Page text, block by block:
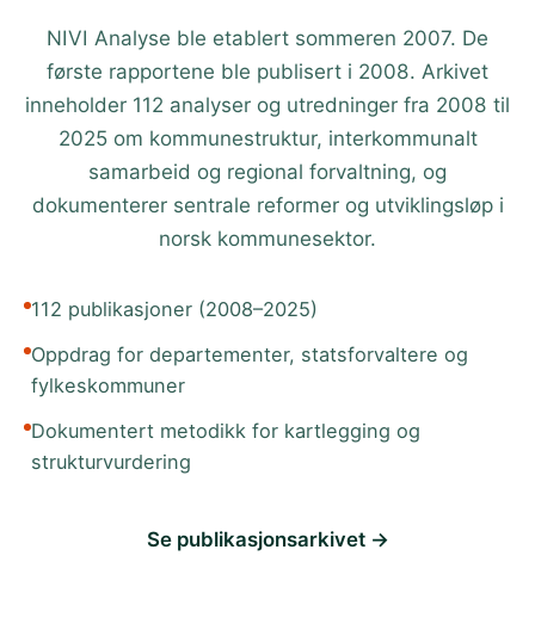
NIVI Analyse ble etablert sommeren 2007. De
første rapportene ble publisert i 2008. Arkivet
inneholder 112 analyser og utredninger fra 2008 til
2025 om kommunestruktur, interkommunalt
samarbeid og regional forvaltning, og
dokumenterer sentrale reformer og utviklingsløp i
norsk kommunesektor.
112 publikasjoner (2008–2025)
Oppdrag for departementer, statsforvaltere og
fylkeskommuner
Dokumentert metodikk for kartlegging og
strukturvurdering
Se publikasjonsarkivet →